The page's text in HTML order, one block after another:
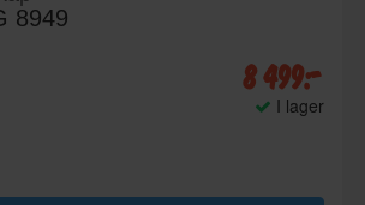
8949
8 499:-
I lager